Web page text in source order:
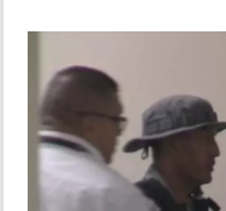
DEPORTES